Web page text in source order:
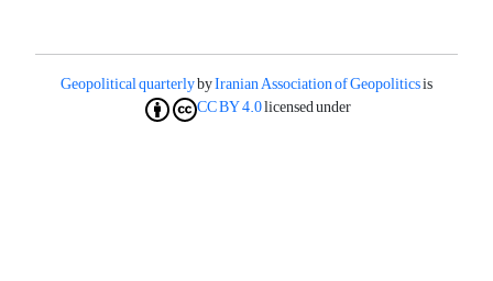
Geopolitical quarterlybyIranian Association of Geopoliticsis
licensed under
CC BY 4.0